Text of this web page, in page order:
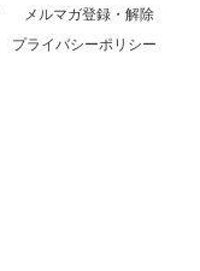
メルマガ登録・解除
プライバシーポリシー